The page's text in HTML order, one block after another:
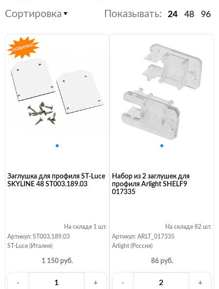
Сортировка Показывать: 24 48 96
Заглушка для профиля ST-Luce
SKYLINE 48 ST003.189.03
На складе 1 шт.
Артикул: ST003.189.03
ST-Luce (Италия)
1 150 руб.
- +
Набор из 2 заглушек для
профиля Arlight SHELF9
017335
На складе 82 шт.
Артикул: ARLT_017335
Arlight (Россия)
86 руб.
- +